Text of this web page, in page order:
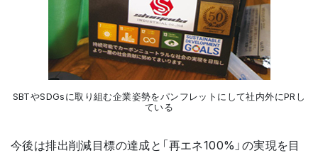
SBTやSDGsに取り組む企業姿勢をパンフレットにして社内外にPRし
ている
今後は排出削減目標の達成と「再エネ100%」の実現を目